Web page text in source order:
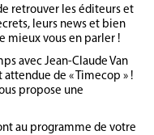
retrouver les éditeurs et
leurs news et bien
mieux vous en parler !
avec Jean-Claude Van
de « Timecop » !
propose une
au programme de votre